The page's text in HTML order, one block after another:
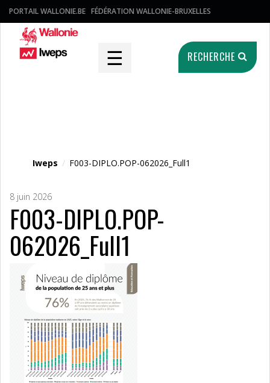
PORTAIL WALLONIE.BE FÉDÉRATION WALLONIE-BRUXELLES
☰ RECHERCHE
Iweps / F003-DIPLO.POP-062026_Full1
8 juin 2026
F003-DIPLO.POP-
062026_Full1